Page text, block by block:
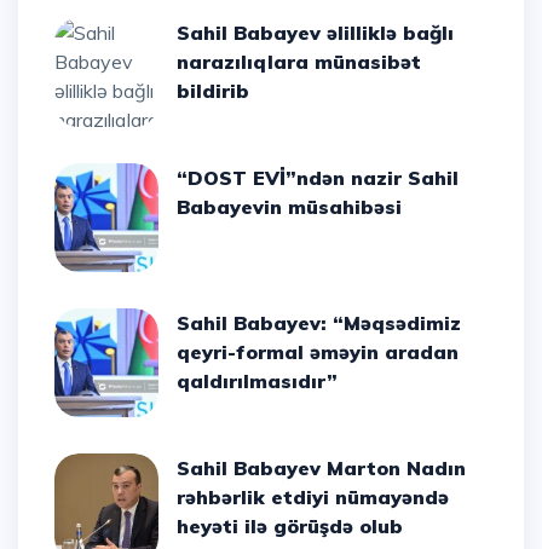
Sahil Babayev əlilliklə bağlı
narazılıqlara münasibət
bildirib
“DOST EVİ”ndən nazir Sahil
Babayevin müsahibəsi
Sahil Babayev: “Məqsədimiz
qeyri-formal əməyin aradan
qaldırılmasıdır”
Sahil Babayev Marton Nadın
rəhbərlik etdiyi nümayəndə
heyəti ilə görüşdə olub